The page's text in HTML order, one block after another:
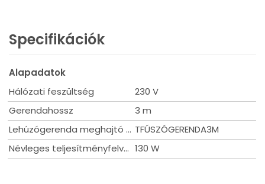
Specifikációk
Alapadatok
Hálózati feszültség
230 V
Gerendahossz
3 m
Lehúzógerenda meghajtó típus TFÚSZÓGERENDA3M
Névleges teljesítményfelvétel 130 W